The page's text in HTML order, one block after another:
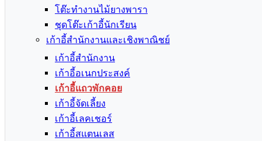
โต๊ะทำงานไม้ยางพารา
ชุดโต๊ะเก้าอี้นักเรียน
เก้าอี้สำนักงานและเชิงพาณิชย์
เก้าอี้สำนักงาน
เก้าอี้อเนกประสงค์
เก้าอี้แถวพักคอย
เก้าอี้จัดเลี้ยง
เก้าอี้เลคเชอร์
เก้าอี้สแตนเลส